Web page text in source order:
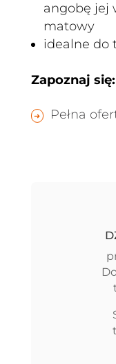
angobę jej
matowy
idealne do
Zapoznaj się:
Pełna